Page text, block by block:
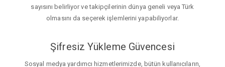
sayısını belirliyor ve takipçilerinin dünya geneli veya Türk
olmasını da seçerek işlemlerini yapabiliyorlar.
Şifresiz Yükleme Güvencesi
Sosyal medya yardımcı hizmetlerimizde, bütün kullanıcıların,